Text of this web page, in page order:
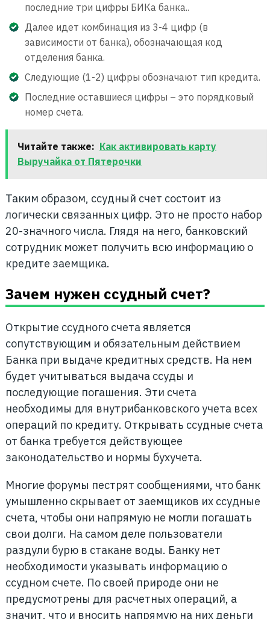
последние три цифры БИКа банка..
Далее идет комбинация из 3-4 цифр (в
зависимости от банка), обозначающая код
отделения банка.
Следующие (1-2) цифры обозначают тип кредита.
Последние оставшиеся цифры – это порядковый
номер счета.
Читайте также: Как активировать карту
Выручайка от Пятерочки
Таким образом, ссудный счет состоит из
логически связанных цифр. Это не просто набор
20-значного числа. Глядя на него, банковский
сотрудник может получить всю информацию о
кредите заемщика.
Зачем нужен ссудный счет?
Открытие ссудного счета является
сопутствующим и обязательным действием
Банка при выдаче кредитных средств. На нем
будет учитываться выдача ссуды и
последующие погашения. Эти счета
необходимы для внутрибанковского учета всех
операций по кредиту. Открывать ссудные счета
от банка требуется действующее
законодательство и нормы бухучета.
Многие форумы пестрят сообщениями, что банк
умышленно скрывает от заемщиков их ссудные
счета, чтобы они напрямую не могли погашать
свои долги. На самом деле пользователи
раздули бурю в стакане воды. Банку нет
необходимости указывать информацию о
ссудном счете. По своей природе они не
предусмотрены для расчетных операций, а
значит, что и вносить напрямую на них деньги